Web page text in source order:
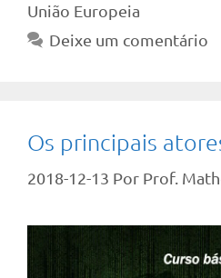
União Europeia
Deixe um comentário
Os principais
2018-12-13 Por Prof.